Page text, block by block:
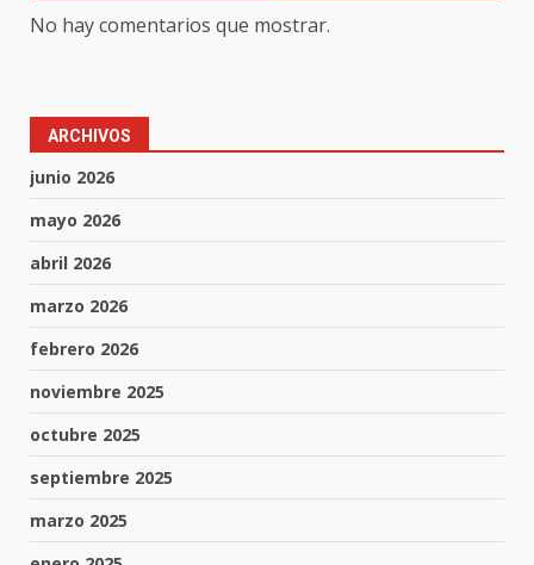
No hay comentarios que mostrar.
ARCHIVOS
junio 2026
mayo 2026
abril 2026
marzo 2026
febrero 2026
noviembre 2025
octubre 2025
septiembre 2025
marzo 2025